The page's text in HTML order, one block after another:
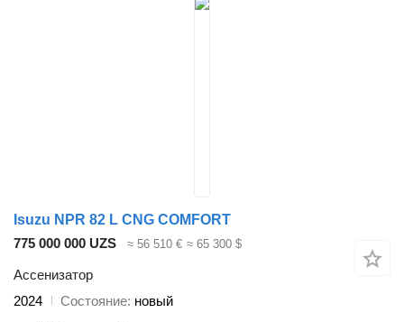
Isuzu NPR 82 L CNG COMFORT
775 000 000 UZS
≈ 56 510 € ≈ 65 300 $
Ассенизатор
2024
Состояние новый